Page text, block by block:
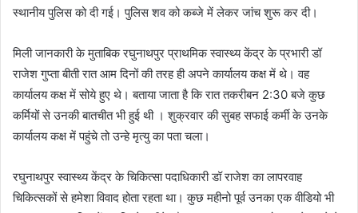
स्थानीय पुलिस को दी गई। पुलिस शव को कब्जे में लेकर जांच शुरू कर दी।
मिली जानकारी के मुताबिक रघुनाथपुर प्राथमिक स्वास्थ्य केंद्र के प्रभारी डॉ
राजेश गुप्ता बीती रात आम दिनों की तरह ही अपने कार्यालय कक्ष में थे। वह
कार्यालय कक्ष में सोये हुए थे। बताया जाता है कि रात तकरीबन 2:30 बजे कुछ
कर्मियों से उनकी बातचीत भी हुई थी । शुक्रवार की सुबह सफाई कर्मी के उनके
कार्यालय कक्ष में पहुंचे तो उन्हे मृत्यु का पता चला।
रघुनाथपुर स्वास्थ्य केंद्र के चिकित्सा पदाधिकारी डॉ राजेश का लापरवाह
चिकित्सकों से हमेशा विवाद होता रहता था। कुछ महीनो पूर्व उनका एक वीडियो भी